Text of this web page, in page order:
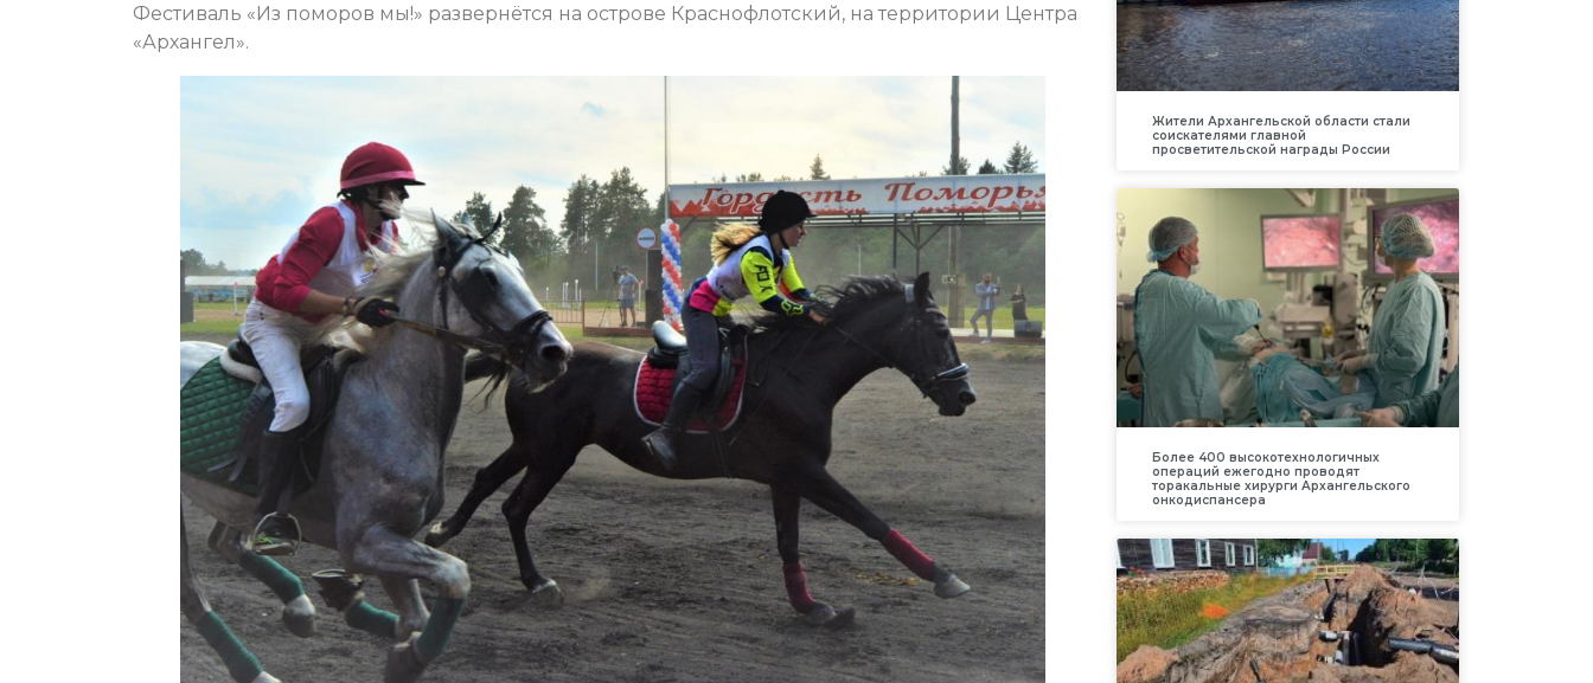
Фестиваль «Из поморов мы!» развернётся на острове Краснофлотский, на территории Центра
«Архангел».
Жители Архангельской области стали
соискателями главной
просветительской награды России
Более 400 высокотехнологичных
операций ежегодно проводят
торакальные хирурги Архангельского
онкодиспансера